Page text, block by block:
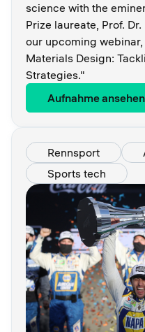
science with the
Prize laureate, Prof.
our upcoming
Materials Design:
Strategies."
Aufnahme ansehen
Rennsport
Sports tech